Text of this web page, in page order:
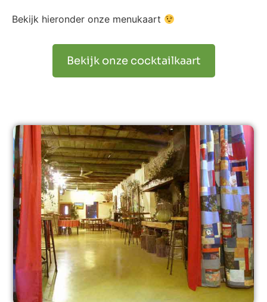
Bekijk hieronder onze menukaart
Bekijk onze cocktailkaart